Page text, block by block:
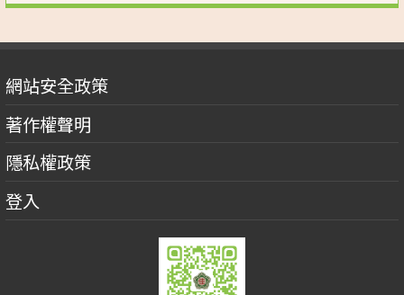
網站安全政策
著作權聲明
隱私權政策
登入